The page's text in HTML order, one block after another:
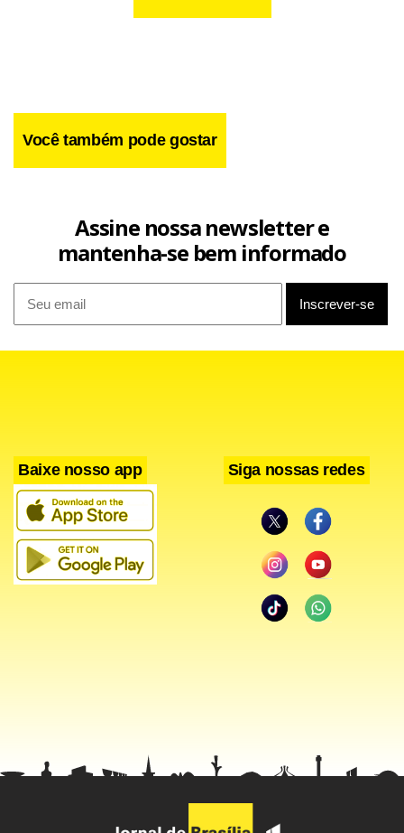
Academia Brasileira de Letras, com o livro A Barca de Ceres.
Socialista – Como Será?, Pão de Barro e Futebol: Revolução
ou Caos.
por cinco atos de lesa-majestade, mas sua pena foi
reduzida pelo juiz levando em conta a declaração de culpa
de Jufer. Ele poderia ter sido condenado a 75 anos.
Há muitos anos vivendo na Tailândia, o suíço foi preso na
cidade de Chiang Mai, norte do país. Segundo a polícia, ele
Pitsanu Tanbuakli disse que a corte sentencia por difamar
o rei, o que é o crime mais sério. Jufer, com uniforme
Você também pode gostar
Assine nossa newsletter e
mantenha-se bem informado
Baixe nosso app Siga nossas redes